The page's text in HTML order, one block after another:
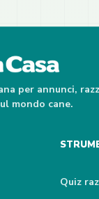
per annunci,
mondo cane.
Quiz